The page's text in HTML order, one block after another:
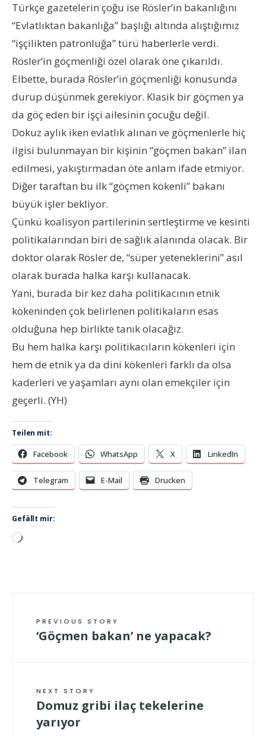
Türkçe gazetelerin çoğu ise Rösler’in bakanlığını
“Evlatlıktan bakanlığa” başlığı altında alıştığımız
“işçilikten patronluğa” türü haberlerle verdi.
Rösler’in göçmenliği özel olarak öne çıkarıldı.
Elbette, burada Rösler’in göçmenliği konusunda
durup düşünmek gerekiyor. Klasik bir göçmen ya
da göç eden bir işçi ailesinin çocuğu değil.
Dokuz aylık iken evlatlık alınan ve göçmenlerle hiç
ilgisi bulunmayan bir kişinin “göçmen bakan” ilan
edilmesi, yakıştırmadan öte anlam ifade etmiyor.
Diğer taraftan bu ilk “göçmen kökenli” bakanı
büyük işler bekliyor.
Çünkü koalisyon partilerinin sertleştirme ve kesinti
politikalarından biri de sağlık alanında olacak. Bir
doktor olarak Rösler de, “süper yeteneklerini” asıl
olarak burada halka karşı kullanacak.
Yani, burada bir kez daha politikacının etnik
kökeninden çok belirlenen politikaların esas
olduğuna hep birlikte tanık olacağız.
Bu hem halka karşı politikacıların kökenleri için
hem de etnik ya da dini kökenleri farklı da olsa
kaderleri ve yaşamları aynı olan emekçiler için
geçerli. (YH)
Teilen mit:
Facebook WhatsApp X LinkedIn
Telegram E-Mail Drucken
Gefällt mir:
Wird
PREVIOUS STORY
‘Göçmen bakan’ ne yapacak?
NEXT STORY
Domuz gribi ilaç tekelerine
yarıyor